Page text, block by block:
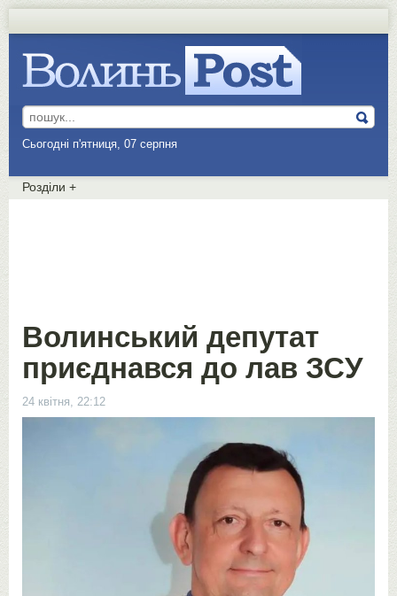
Сьогодні п'ятниця, 07 серпня
Розділи +
Волинський депутат
приєднався до лав ЗСУ
24 квітня, 22:12